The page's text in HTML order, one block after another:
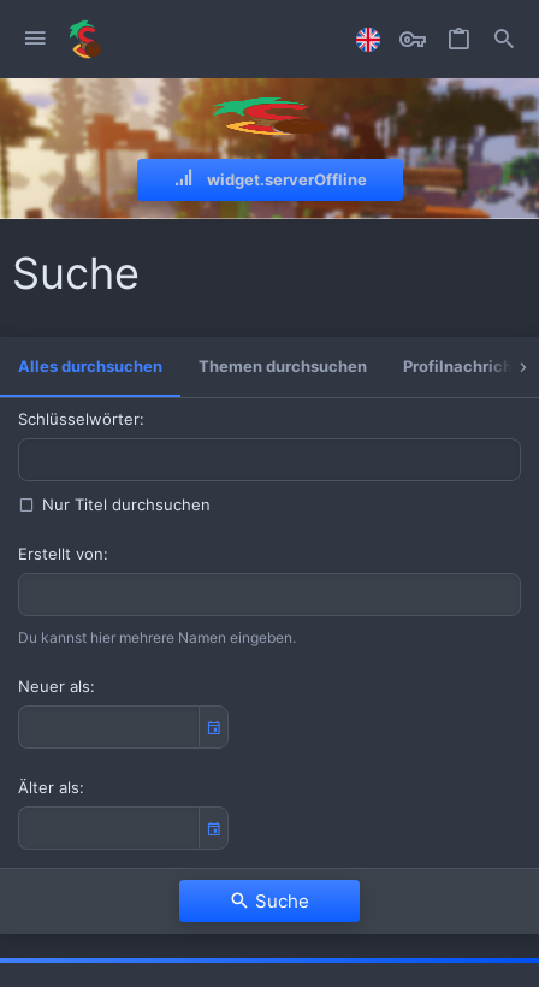
widget.serverOffline
Suche
Alles durchsuchen Themen durchsuchen
Schlüsselwörter
Nur Titel durchsuchen
Erstellt von
Du kannst hier mehrere Namen eingeben.
Neuer als
Älter als
Suche